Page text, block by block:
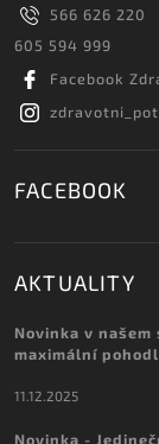
566 626 220
605 594 999
Facebook
FACEBOOK
AKTUALITY
Novinka v
maximální
11.12.2025
Novinka -